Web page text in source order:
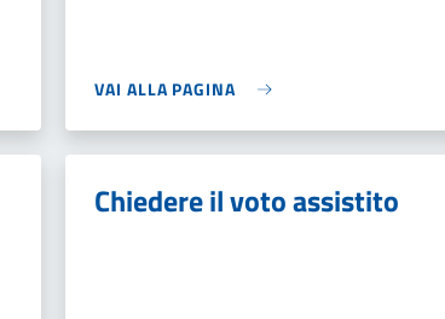
VAI ALLA PAGINA
Chiedere il voto assistito